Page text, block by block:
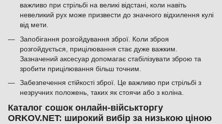
важливо при стрільбі на великі відстані, коли навіть
невеликий рух може призвести до значного відхилення кулі
від мети.
Запобігання розгойдування зброї. Коли зброя
розгойдується, прицілювання стає дуже важким.
Зазначений аксесуар допомагає стабілізувати зброю та
зробити прицілювання більш точним.
Забезпечення стійкості зброї. Це важливо при стрільбі з
незручних положень, таких як стоячи або з коліна.
Каталог сошок онлайн-військторгу
ORKOV.NET: широкий вибір за низькою ціною